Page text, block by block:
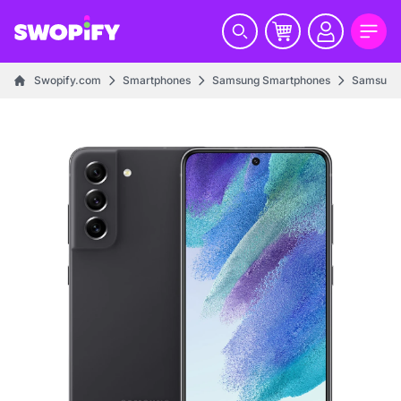
Swopify.com Smartphones Samsung Smartphones